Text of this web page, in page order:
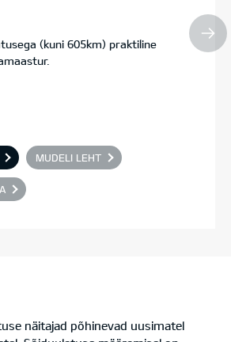
(kuni 605km) praktiline
MUDELI LEHT
näitajad põhinevad uusimatel